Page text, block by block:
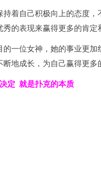
着自己积极向上的态度
的表现来赢得更多的肯定
一位女神，她的事业更
地成长，为自己赢得更多
定 就是扑克的本质